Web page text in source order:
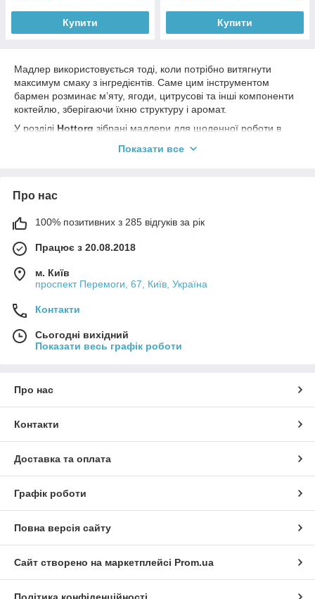
Купити Купити
Мадлер використовується тоді, коли потрібно витягнути
максимум смаку з інгредієнтів. Саме цим інструментом
бармен розминає мʼяту, ягоди, цитрусові та інші компоненти
коктейлю, зберігаючи їхню структуру і аромат.
У розділі Hottorg зібрані мадлери для щоденної роботи в
роботи з фруктами та зеленню;
створення насиченого смаку без подрібнення
Вони зручні в руці, витримують інтенсивне навантаження і
напої.
і комфорт роботи персоналу з доставкою по всій Україні.
Показати все
Про нас
100% позитивних з 285 відгуків за рік
Працює з 20.08.2018
м. Київ
проспект Перемоги, 67, Київ, Україна
Контакти
Сьогодні вихідний
Показати весь графік роботи
Про нас
Контакти
Доставка та оплата
Графік роботи
Повна версія сайту
Сайт створено на маркетплейсі Prom.ua